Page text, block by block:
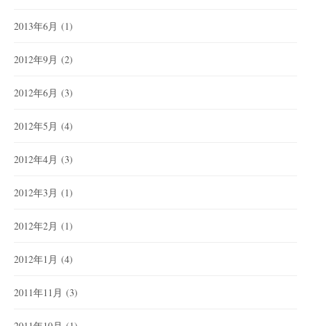
2013年6月 (1)
2012年9月 (2)
2012年6月 (3)
2012年5月 (4)
2012年4月 (3)
2012年3月 (1)
2012年2月 (1)
2012年1月 (4)
2011年11月 (3)